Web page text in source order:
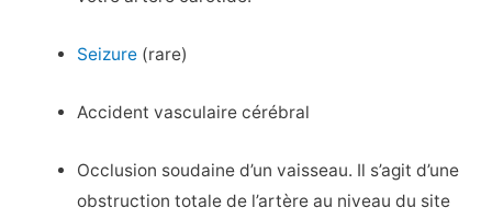
Seizure (rare)
Accident vasculaire cérébral
Occlusion soudaine d’un vaisseau. Il s’agit d’une
obstruction totale de l’artère au niveau du site